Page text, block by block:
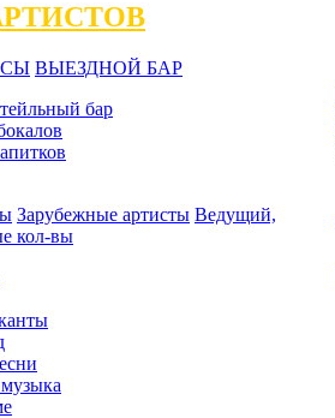
ВЫЕЗДНОЙ БАР
бар
Зарубежные артисты Ведущий,
кол-вы